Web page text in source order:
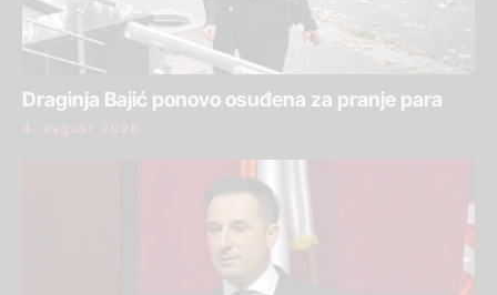
Draginja Bajić ponovo osuđena za pranje para
4. avgust 2026.